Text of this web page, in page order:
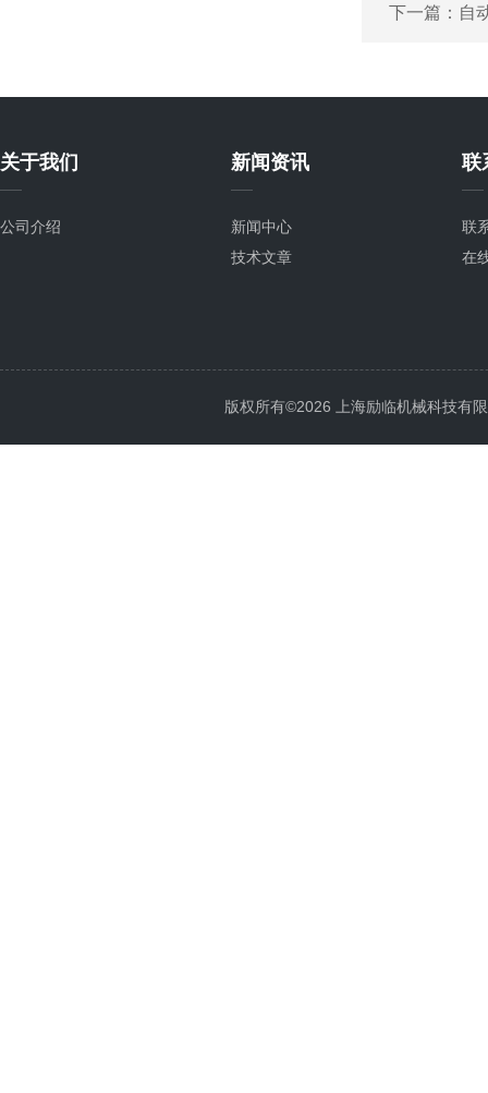
下一篇： 自
关于我们
公司介绍
新闻资讯
新闻中心
技术文章
联
联
在
版权所有©2026 上海励临机械科技有